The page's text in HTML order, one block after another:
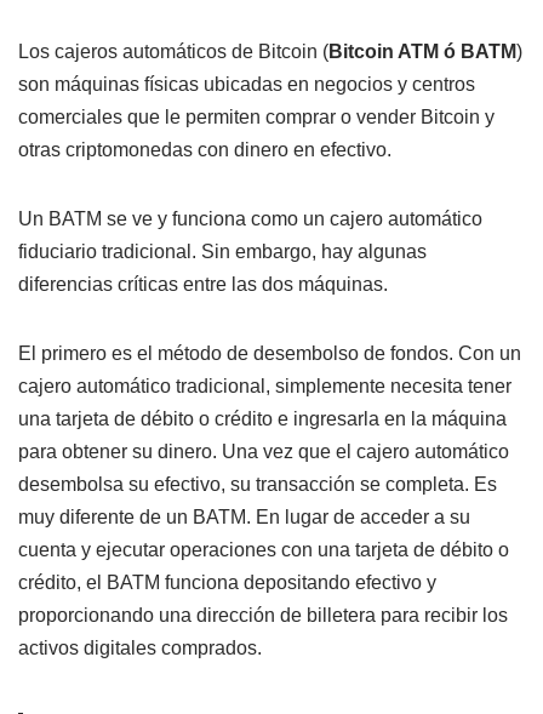
Los cajeros automáticos de Bitcoin (Bitcoin ATM ó BATM)
son máquinas físicas ubicadas en negocios y centros
comerciales que le permiten comprar o vender Bitcoin y
otras criptomonedas con dinero en efectivo.
Un BATM se ve y funciona como un cajero automático
fiduciario tradicional. Sin embargo, hay algunas
diferencias críticas entre las dos máquinas.
El primero es el método de desembolso de fondos. Con un
cajero automático tradicional, simplemente necesita tener
una tarjeta de débito o crédito e ingresarla en la máquina
para obtener su dinero. Una vez que el cajero automático
desembolsa su efectivo, su transacción se completa. Es
muy diferente de un BATM. En lugar de acceder a su
cuenta y ejecutar operaciones con una tarjeta de débito o
crédito, el BATM funciona depositando efectivo y
proporcionando una dirección de billetera para recibir los
activos digitales comprados.